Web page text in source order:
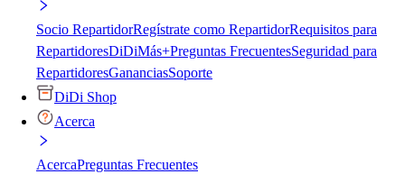
Socio RepartidorRegístrate como RepartidorRequisitos para
RepartidoresDiDiMás+Preguntas FrecuentesSeguridad para
RepartidoresGananciasSoporte
DiDi Shop
Acerca
AcercaPreguntas Frecuentes